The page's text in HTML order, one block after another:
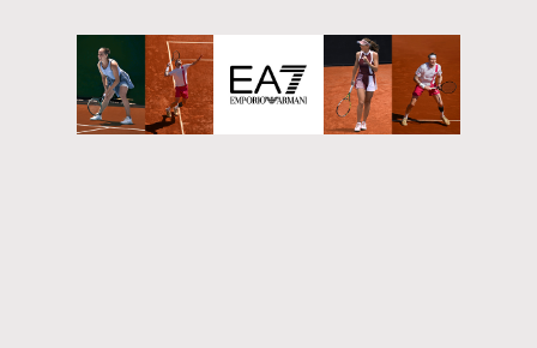
ACQUISTA I BIGLIETTI
VIVI L’EMOZIONE DEGLI INTERNAZIONALI BNL D’ITALIA DAL VIVO: ACQUISTA I BIGLIETTI CON
LA BIGLIETTERIA CENTRALE DEL FORO ITALICO